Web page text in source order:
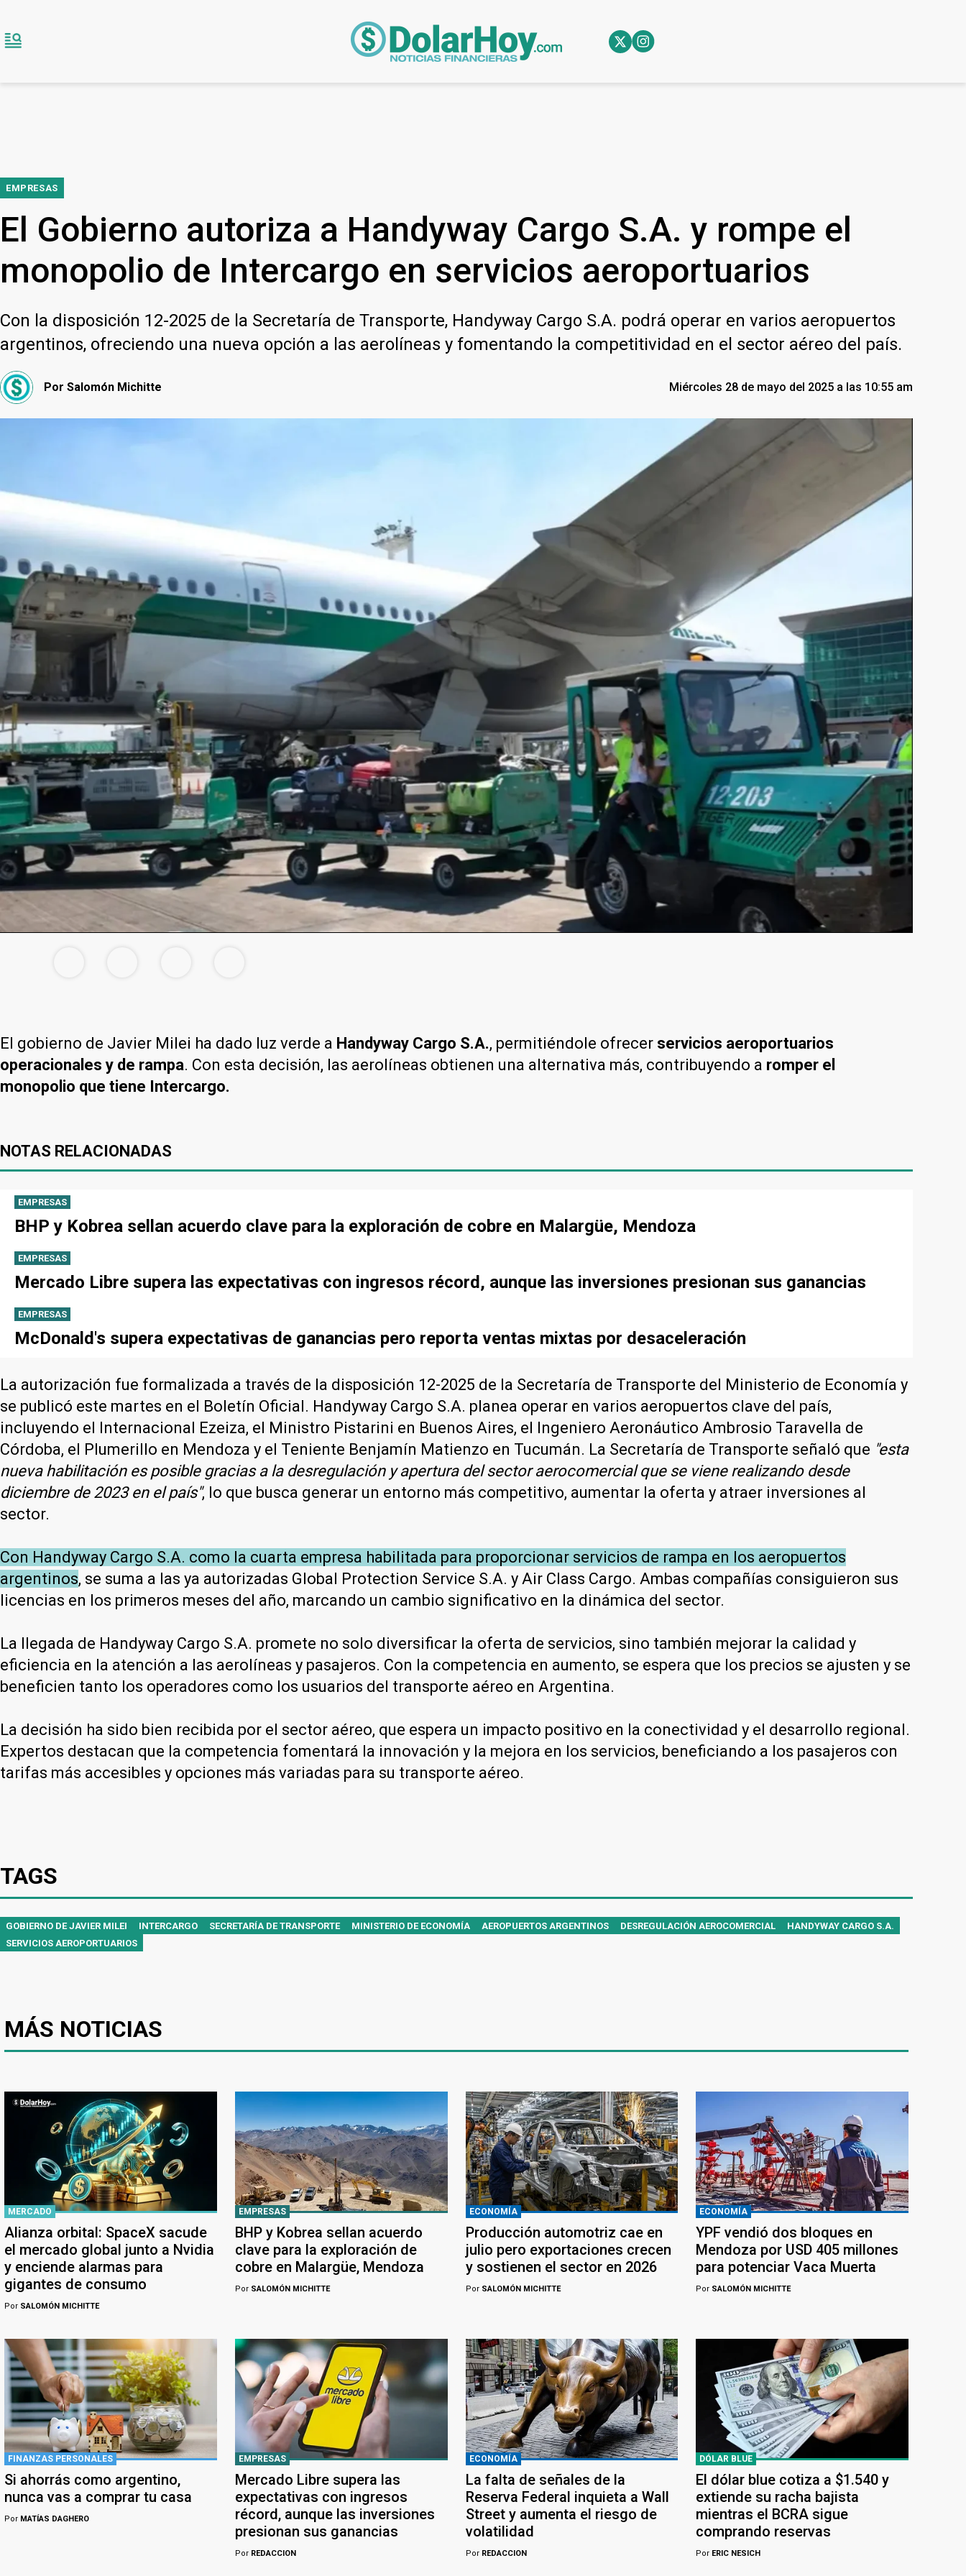
EMPRESAS
El Gobierno autoriza a Handyway Cargo S.A. y rompe el
monopolio de Intercargo en servicios aeroportuarios
Con la disposición 12-2025 de la Secretaría de Transporte, Handyway Cargo S.A. podrá operar en varios aeropuertos
argentinos, ofreciendo una nueva opción a las aerolíneas y fomentando la competitividad en el sector aéreo del país.
Por Salomón Michitte Miércoles 28 de mayo del 2025 a las 10:55 am
El gobierno de Javier Milei ha dado luz verde a Handyway Cargo S.A., permitiéndole ofrecer servicios aeroportuarios
operacionales y de rampa. Con esta decisión, las aerolíneas obtienen una alternativa más, contribuyendo a romper el
monopolio que tiene Intercargo.
NOTAS RELACIONADAS
EMPRESAS
BHP y Kobrea sellan acuerdo clave para la exploración de cobre en Malargüe, Mendoza
EMPRESAS
Mercado Libre supera las expectativas con ingresos récord, aunque las inversiones presionan sus ganancias
EMPRESAS
McDonald's supera expectativas de ganancias pero reporta ventas mixtas por desaceleración
La autorización fue formalizada a través de la disposición 12-2025 de la Secretaría de Transporte del Ministerio de Economía y
se publicó este martes en el Boletín Oficial. Handyway Cargo S.A. planea operar en varios aeropuertos clave del país,
incluyendo el Internacional Ezeiza, el Ministro Pistarini en Buenos Aires, el Ingeniero Aeronáutico Ambrosio Taravella de
Córdoba, el Plumerillo en Mendoza y el Teniente Benjamín Matienzo en Tucumán. La Secretaría de Transporte señaló que "esta
nueva habilitación es posible gracias a la desregulación y apertura del sector aerocomercial que se viene realizando desde
diciembre de 2023 en el país", lo que busca generar un entorno más competitivo, aumentar la oferta y atraer inversiones al
sector.
Con Handyway Cargo S.A. como la cuarta empresa habilitada para proporcionar servicios de rampa en los aeropuertos
argentinos, se suma a las ya autorizadas Global Protection Service S.A. y Air Class Cargo. Ambas compañías consiguieron sus
licencias en los primeros meses del año, marcando un cambio significativo en la dinámica del sector.
La llegada de Handyway Cargo S.A. promete no solo diversificar la oferta de servicios, sino también mejorar la calidad y
eficiencia en la atención a las aerolíneas y pasajeros. Con la competencia en aumento, se espera que los precios se ajusten y se
beneficien tanto los operadores como los usuarios del transporte aéreo en Argentina.
La decisión ha sido bien recibida por el sector aéreo, que espera un impacto positivo en la conectividad y el desarrollo regional.
Expertos destacan que la competencia fomentará la innovación y la mejora en los servicios, beneficiando a los pasajeros con
tarifas más accesibles y opciones más variadas para su transporte aéreo.
TAGS
GOBIERNO DE JAVIER MILEI INTERCARGO SECRETARÍA DE TRANSPORTE MINISTERIO DE ECONOMÍA AEROPUERTOS ARGENTINOS DESREGULACIÓN AEROCOMERCIAL
HANDYWAY CARGO S.A.
SERVICIOS AEROPORTUARIOS
MÁS NOTICIAS
MERCADO
Alianza orbital: SpaceX sacude
el mercado global junto a Nvidia
y enciende alarmas para
gigantes de consumo
Por SALOMÓN MICHITTE
EMPRESAS
BHP y Kobrea sellan acuerdo
clave para la exploración de
cobre en Malargüe, Mendoza
PorSALOMÓN MICHITTE
ECONOMÍA
Producción automotriz cae en
julio pero exportaciones crecen
y sostienen el sector en 2026
PorSALOMÓN MICHITTE
ECONOMÍA
YPF vendió dos bloques en
Mendoza por USD 405 millones
para potenciar Vaca Muerta
Por SALOMÓN MICHITTE
FINANZAS PERSONALES
Si ahorrás como argentino,
nunca vas a comprar tu casa
Por MATÍAS DAGHERO
EMPRESAS
Mercado Libre supera las
expectativas con ingresos
récord, aunque las inversiones
presionan sus ganancias
PorREDACCION
ECONOMÍA
La falta de señales de la
Reserva Federal inquieta a Wall
Street y aumenta el riesgo de
volatilidad
PorREDACCION
DÓLAR BLUE
El dólar blue cotiza a $1.540 y
extiende su racha bajista
mientras el BCRA sigue
comprando reservas
Por ERIC NESICH